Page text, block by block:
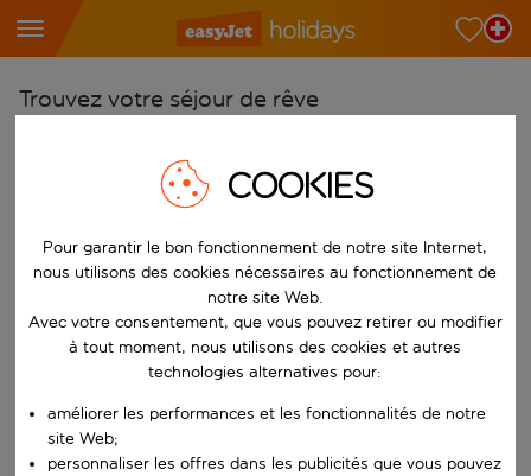
Trouvez votre séjour de rêve
Choisissez votre aéroport
Commencez à taper pour la saisie automatique. Lorsque les
Choisissez votre destination
Choisissez une date de départ et une date de retour.
Choisissez vos dates
Quand
COOKIES
Pour garantir le bon fonctionnement de notre site Internet,
nous utilisons des cookies nécessaires au fonctionnement de
notre site Web.
Avec votre consentement, que vous pouvez retirer ou modifier
à tout moment, nous utilisons des cookies et autres
technologies alternatives pour:
améliorer les performances et les fonctionnalités de notre
site Web;
personnaliser les offres dans les publicités que vous pouvez